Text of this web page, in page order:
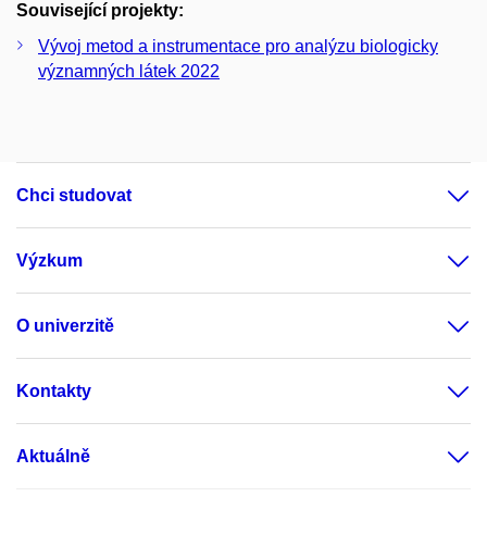
Související projekty:
Vývoj metod a instrumentace pro analýzu biologicky
významných látek 2022
Chci studovat
Výzkum
O univerzitě
Kontakty
Aktuálně